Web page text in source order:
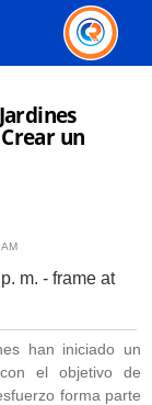
un
han iniciado un
el objetivo de
forma parte